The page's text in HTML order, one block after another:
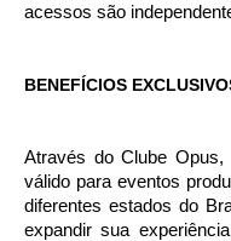
acessos são
BENEFÍCIOS
Através do Clube
válido para eventos
diferentes estados do
expandir sua